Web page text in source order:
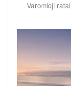
Varomieji ratai